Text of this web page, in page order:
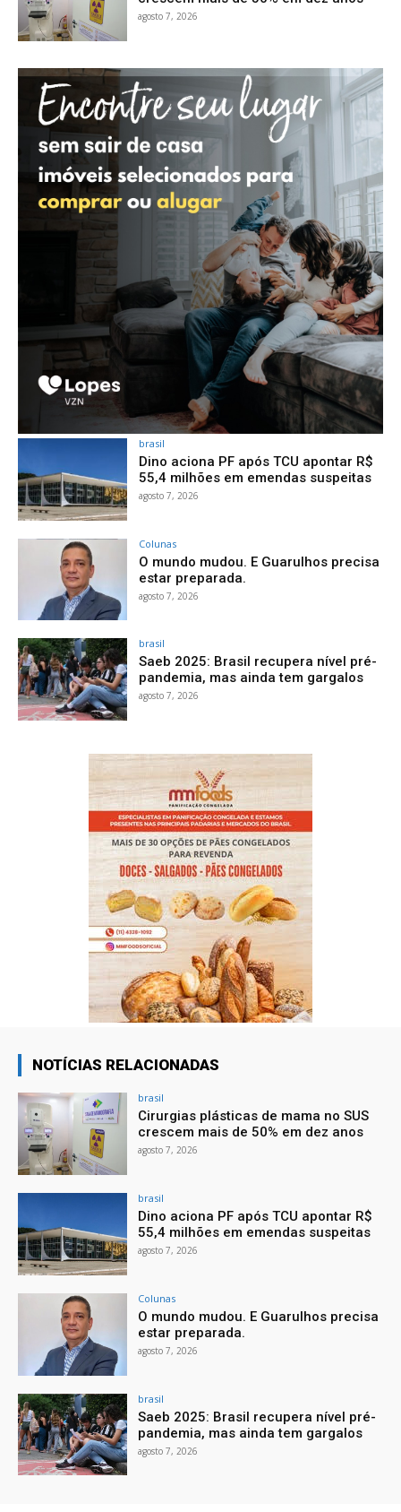
agosto 7, 2026
brasil
Dino aciona PF após TCU apontar R$
55,4 milhões em emendas suspeitas
agosto 7, 2026
Colunas
O mundo mudou. E Guarulhos precisa
estar preparada.
agosto 7, 2026
brasil
Saeb 2025: Brasil recupera nível pré-
pandemia, mas ainda tem gargalos
agosto 7, 2026
NOTÍCIAS RELACIONADAS
brasil
Cirurgias plásticas de mama no SUS
crescem mais de 50% em dez anos
agosto 7, 2026
brasil
Dino aciona PF após TCU apontar R$
55,4 milhões em emendas suspeitas
agosto 7, 2026
Colunas
O mundo mudou. E Guarulhos precisa
estar preparada.
agosto 7, 2026
brasil
Saeb 2025: Brasil recupera nível pré-
pandemia, mas ainda tem gargalos
agosto 7, 2026